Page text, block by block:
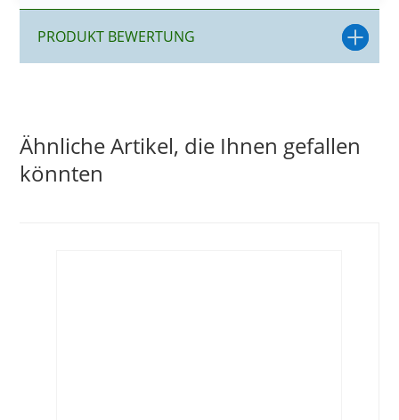
PRODUKT BEWERTUNG
Ähnliche Artikel, die Ihnen gefallen
könnten